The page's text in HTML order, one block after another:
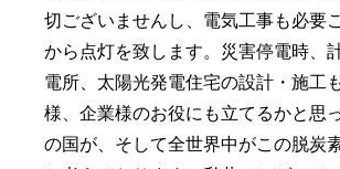
切ございませんし、電気工事も必要
から点灯を致します。災害停電時、
電所、太陽光発電住宅の設計・施工
様、企業様のお役にも立てるかと思
の国が、そして全世界中がこの脱炭